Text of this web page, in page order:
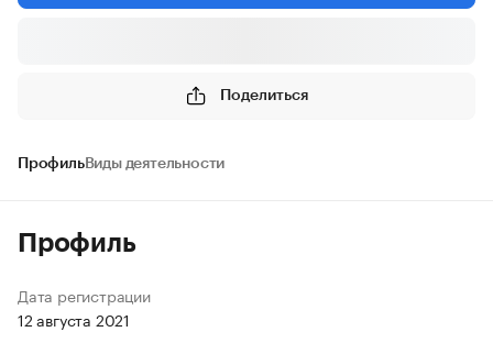
Поделиться
ПрофильВиды деятельности
Профиль
Дата регистрации
12 августа 2021